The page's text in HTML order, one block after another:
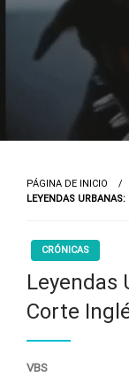
PÁGINA DE INICIO
LEYENDAS
CRÓNICAS
Leyendas
Corte
VBS